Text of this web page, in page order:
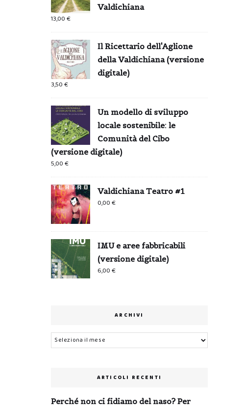
Valdichiana
13,00€
Il Ricettario dell'Aglione
della Valdichiana (versione
digitale)
3,50€
Un modello di sviluppo
locale sostenibile: le
Comunità del Cibo
(versione digitale)
5,00€
Valdichiana Teatro #1
0,00€
IMU e aree fabbricabili
(versione digitale)
6,00€
ARCHIVI
Archivi
ARTICOLI RECENTI
Perché non ci fidiamo del naso? Per